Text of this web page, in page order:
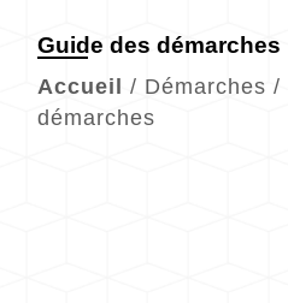
Guide des démarches
Accueil / Démarches /
démarches